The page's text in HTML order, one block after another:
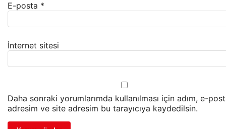
E-posta *
İnternet sitesi
Daha sonraki yorumlarımda kullanılması için adım, e-
adresim ve site adresim bu tarayıcıya kaydedilsin.